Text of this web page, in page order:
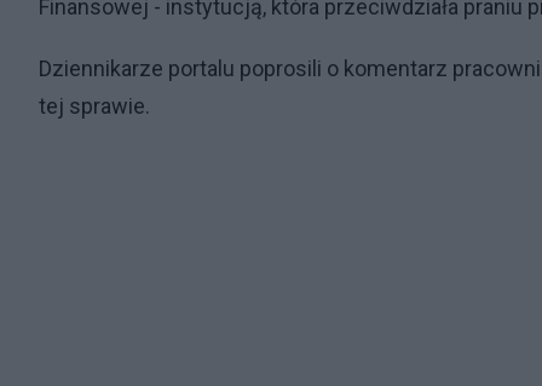
Finansowej - instytucją, która przeciwdziała praniu
Dziennikarze portalu poprosili o komentarz
tej sprawie.